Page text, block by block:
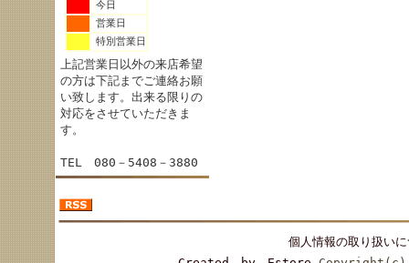
今日
営業日
特別営業日
上記営業日以外の来店希望
の方は下記までご連絡お願
い致します。出来る限りの
対応をさせていただきま
す。
TEL 080－5408－3880
個人情報の取り扱い